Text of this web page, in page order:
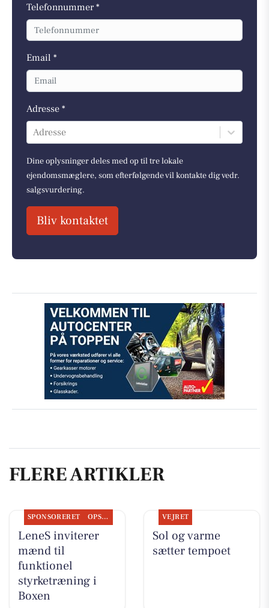
Telefonnummer *
Email *
Adresse *
Adresse
Dine oplysninger deles med op til tre lokale
ejendomsmæglere, som efterfølgende vil kontakte dig vedr.
salgsvurdering.
Bliv kontaktet
FLERE ARTIKLER
SPONSORERET OPSLAGSTAVLEN
LeneS inviterer
mænd til
funktionel
styrketræning i
Boxen
VEJRET
Sol og varme
sætter tempoet